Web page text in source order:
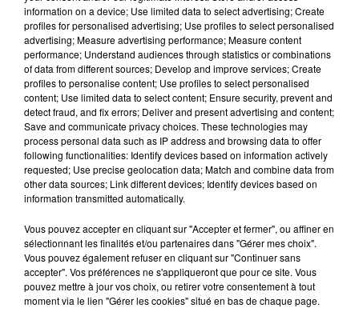
L’ASSE RÉDUIT FACE À SOCHAUX, UNE
PREMIÈRE VICTOIRE POUR NOS VERTS ?
information on a device; Use limited data to select advertising; Create
profiles for personalised advertising; Use profiles to select personalised
advertising; Measure advertising performance; Measure content
performance; Understand audiences through statistics or combinations
of data from different sources; Develop and improve services; Create
profiles to personalise content; Use profiles to select personalised
content; Use limited data to select content; Ensure security, prevent and
detect fraud, and fix errors; Deliver and present advertising and content;
Save and communicate privacy choices. These technologies may
process personal data such as IP address and browsing data to offer
following functionalities: Identify devices based on information actively
requested; Use precise geolocation data; Match and combine data from
other data sources; Link different devices; Identify devices based on
information transmitted automatically.
Vous pouvez accepter en cliquant sur "Accepter et fermer", ou affiner en
sélectionnant les finalités et/ou partenaires dans "Gérer mes choix".
Vous pouvez également refuser en cliquant sur "Continuer sans
accepter". Vos préférences ne s'appliqueront que pour ce site. Vous
pouvez mettre à jour vos choix, ou retirer votre consentement à tout
moment via le lien "Gérer les cookies" situé en bas de chaque page.